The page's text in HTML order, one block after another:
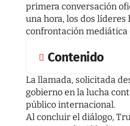
primera conversación
una hora, los dos
confrontación mediática
Contenido
La llamada, solicitada
gobierno en la lucha
público internacional.
Al concluir el diálogo,